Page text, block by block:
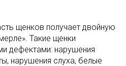
щенков получает двойную
Такие щенки
дефектами: нарушения
нарушения слуха, белые